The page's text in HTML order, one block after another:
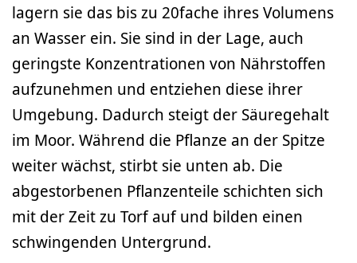
lagern sie das bis zu 20fache ihres Volumens
an Wasser ein. Sie sind in der Lage, auch
geringste Konzentrationen von Nährstoffen
aufzunehmen und entziehen diese ihrer
Umgebung. Dadurch steigt der Säuregehalt
im Moor. Während die Pflanze an der Spitze
weiter wächst, stirbt sie unten ab. Die
abgestorbenen Pflanzenteile schichten sich
mit der Zeit zu Torf auf und bilden einen
schwingenden Untergrund.